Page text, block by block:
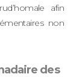
afin
non
des